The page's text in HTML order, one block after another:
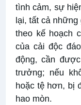
tình cảm, sự
lại, tất cả
theo kế hoạch
của cải độc
động, cần
trưởng; nếu
hoặc tệ hơn, bị
hao mòn.